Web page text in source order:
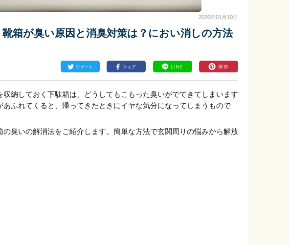
2020年01月10日
箱が臭い原因と消臭対策は？におい消しの方法
収納しておく下駄箱は、どうしてもこもった臭いがでてきてしまいます
あふれてくると、帰ってきたときにイヤな気分になってしまうもので
の臭いの解消法をご紹介します。簡単な方法で玄関周りの悩みから解放